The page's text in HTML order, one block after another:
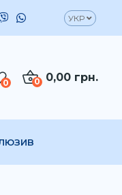
УКР
0 0,00 грн.
0